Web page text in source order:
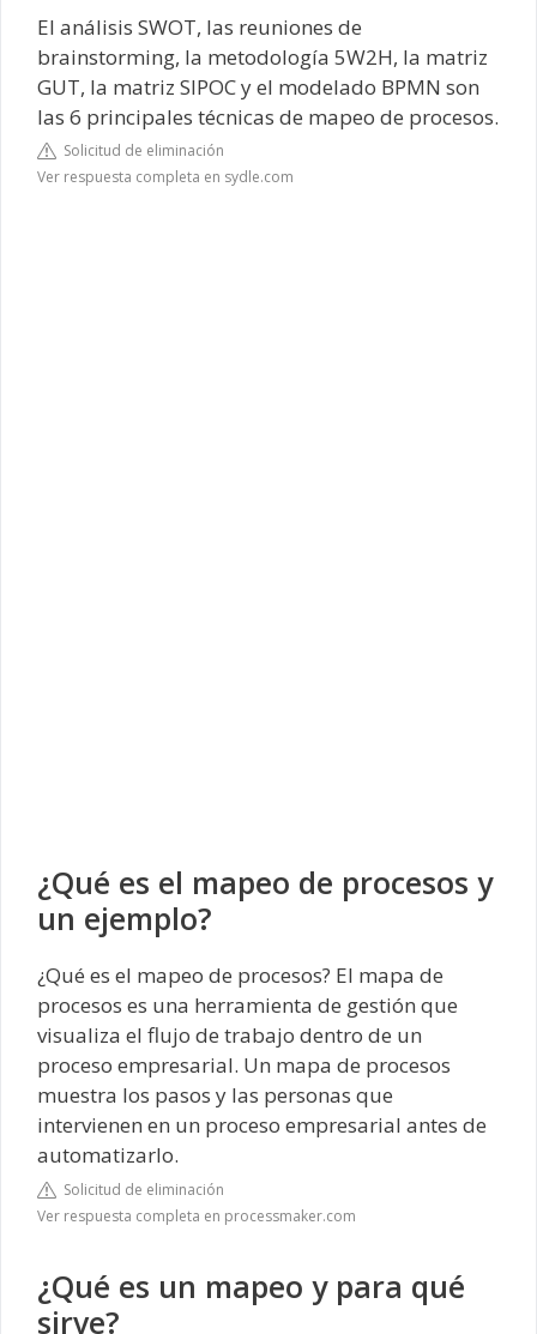
El análisis SWOT, las reuniones de
brainstorming, la metodología 5W2H, la matriz
GUT, la matriz SIPOC y el modelado BPMN son
las 6 principales técnicas de mapeo de procesos.
Solicitud de eliminación
Ver respuesta completa en sydle.com
¿Qué es el mapeo de procesos y
un ejemplo?
¿Qué es el mapeo de procesos? El mapa de
procesos es una herramienta de gestión que
visualiza el flujo de trabajo dentro de un
proceso empresarial. Un mapa de procesos
muestra los pasos y las personas que
intervienen en un proceso empresarial antes de
automatizarlo.
Solicitud de eliminación
Ver respuesta completa en processmaker.com
¿Qué es un mapeo y para qué
sirve?